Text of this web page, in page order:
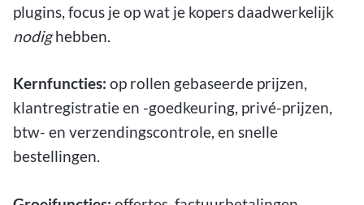
plugins, focus je op wat je kopers daadwerkelijk
nodighebben.
Kernfuncties: op rollen gebaseerde prijzen,
klantregistratie en -goedkeuring, privé-prijzen,
btw- en verzendingscontrole, en snelle
bestellingen.